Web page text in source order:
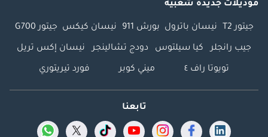
موديلات جديدة شعبية
جيتور T2 نيسان باترول بورش 911 نيسان كيكس جيتور G700
جيب رانجلر كيا سيلتوس دودج تشالينجر نيسان إكس تريل
تويوتا راف ٤ ميني كوبر فورد تيريتوري
تابعنا